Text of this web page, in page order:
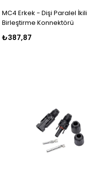
MC4 Erkek - Dişi Paralel İkili
Birleştirme Konnektörü
₺387,87